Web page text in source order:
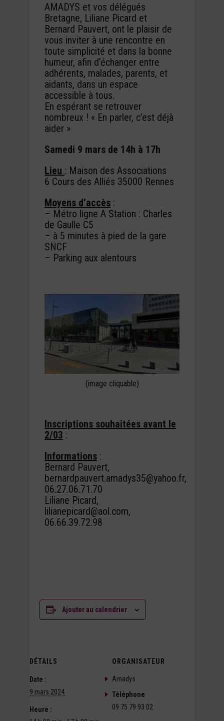
AMADYS et vos délégués
Bretagne, Liliane Picard et
Bernard Pauvert, ont le plaisir de
vous inviter à une rencontre en
toute simplicité et dans la bonne
humeur, afin d’échanger entre
adhérents, malades, parents, et
aidants, dans un espace
accessible à tous.
En espérant se retrouver
nombreux ! « En parler, c’est déjà
aider »
Samedi 9 mars de 14h à 17h
Lieu : Maison des Associations
6 Cours des Alliés 35000 Rennes
Moyens d’accès :
– Métro ligne A Station : Charles
de Gaulle C5
– à 5 minutes à pied de la gare
SNCF
– Parking aux alentours
(image cliquable)
Inscriptions souhaitées avant le
2/03 :
Informations :
Bernard Pauvert,
bernardpauvert.amadys35@yahoo.fr,
06.27.06.71.70
Liliane Picard,
lilianepicard@aol.com,
06.66.39.72.98
Ajouter au calendrier
DÉTAILS
Date :
9 mars 2024
Heure :
ORGANISATEUR
Amadys
Téléphone
09 75 79 93 02